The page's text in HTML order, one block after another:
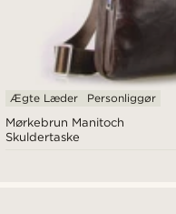
Mørkebrun Manitoch
Skuldertaske
Ægte Læder
Personliggør